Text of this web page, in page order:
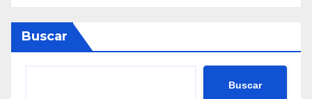
Buscar
Buscar